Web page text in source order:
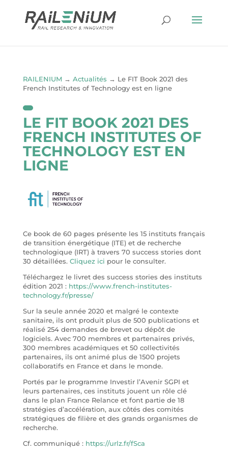
RAILENIUM → Actualités → Le FIT Book 2021 des
French Institutes of Technology est en ligne
LE FIT BOOK 2021 DES
FRENCH INSTITUTES OF
TECHNOLOGY EST EN
LIGNE
Ce book de 60 pages présente les 15 instituts français
de transition énergétique (ITE) et de recherche
technologique (IRT) à travers 70 success stories dont
30 détaillées. Cliquez ici pour le consulter.
Téléchargez le livret des success stories des instituts
édition 2021 : https://www.french-institutes-
technology.fr/presse/
Sur la seule année 2020 et malgré le contexte
sanitaire, ils ont produit plus de 500 publications et
réalisé 254 demandes de brevet ou dépôt de
logiciels. Avec 700 membres et partenaires privés,
300 membres académiques et 50 collectivités
partenaires, ils ont animé plus de 1500 projets
collaboratifs en France et dans le monde.
Portés par le programme Investir l’Avenir SGPI et
leurs partenaires, ces instituts jouent un rôle clé
dans le plan France Relance et font partie de 18
stratégies d’accélération, aux côtés des comités
stratégiques de filière et des grands organismes de
recherche.
Cf. communiqué : https://urlz.fr/fSca